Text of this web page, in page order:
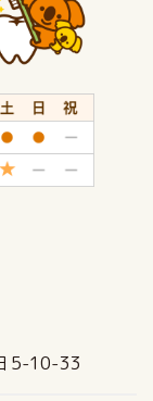
5-10-33